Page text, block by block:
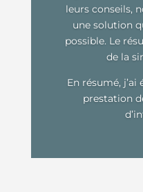
leurs conseils,
une solution
possible. Le
de la
En résumé,
prestation